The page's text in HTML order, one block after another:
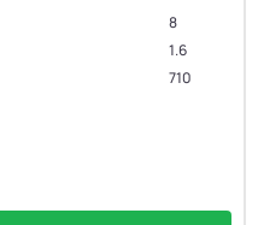
8
1.6
710